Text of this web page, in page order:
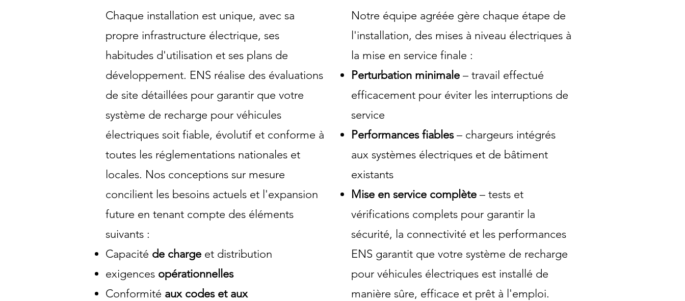
Chaque installation est unique, avec sa
propre infrastructure électrique, ses
habitudes d'utilisation et ses plans de
développement. ENS réalise des évaluations
de site détaillées pour garantir que votre
système de recharge pour véhicules
électriques soit fiable, évolutif et conforme à
toutes les réglementations nationales et
locales. Nos conceptions sur mesure
concilient les besoins actuels et l'expansion
future en tenant compte des éléments
suivants :
Capacité de charge et distribution
exigences opérationnelles
Conformité aux codes et aux
Notre équipe agréée gère chaque étape de
l'installation, des mises à niveau électriques à
la mise en service finale :
Perturbation minimale– travail effectué
efficacement pour éviter les interruptions de
service
Performances fiables– chargeurs intégrés
aux systèmes électriques et de bâtiment
existants
Mise en service complète– tests et
vérifications complets pour garantir la
sécurité, la connectivité et les performances
ENS garantit que votre système de recharge
pour véhicules électriques est installé de
manière sûre, efficace et prêt à l'emploi.